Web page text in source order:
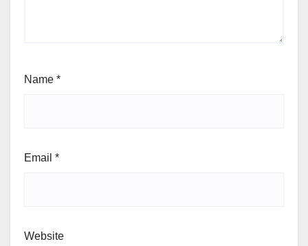
Name *
Email *
Website